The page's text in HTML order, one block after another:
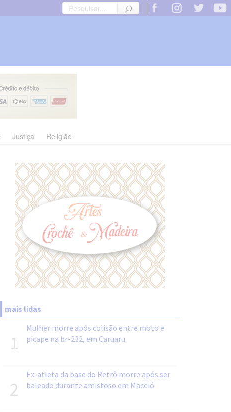
Justiça Religião
mais lidas
1
Mulher morre após colisão entre moto e
picape na br-232, em Caruaru
2
Ex-atleta da base do Retrô morre após ser
baleado durante amistoso em Maceió